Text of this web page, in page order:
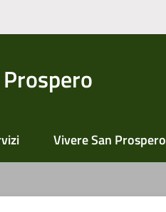
Vivere San Prospero